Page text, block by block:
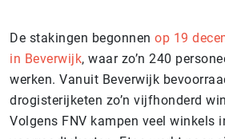
De stakingen begonnen op 19
in Beverwijk, waar zo’n 240
werken. Vanuit Beverwijk
drogisterijketen zo’n vijfhonderd
Volgens FNV kampen veel winkels